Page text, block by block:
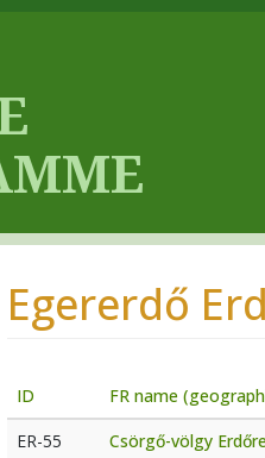
Egererdő
ID FR name
ER-55
Csörgő-völgy